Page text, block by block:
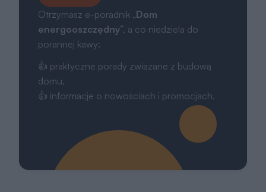
Otrzymasz e-poradnik „Dom
energooszczędny”, a co niedziela do
porannej kawy:
👍 praktyczne porady związane z budową
domu,
👍 informacje o nowościach i promocjach.